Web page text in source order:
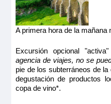
A primera hora de la mañana
Excursión opcional "activa"
agencia de viajes, no se
pie de los subterráneos de
degustación de productos
copa de vino*.